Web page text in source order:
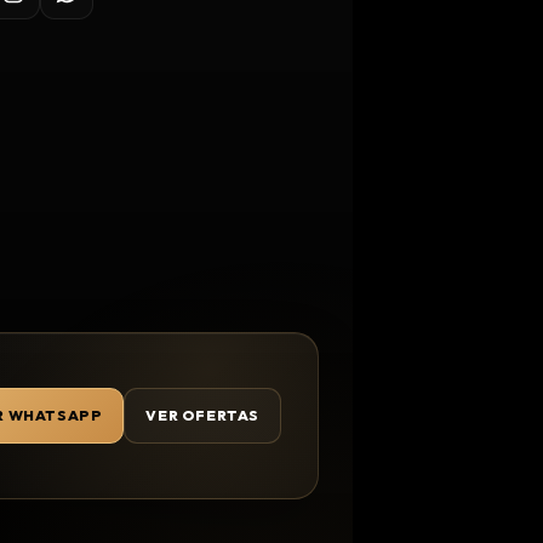
WHATSAPP VER OFERTAS